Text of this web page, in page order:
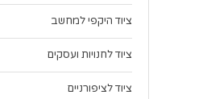
ציוד היקפי למחשב
ציוד לחנויות ועסקים
ציוד לציפורניים